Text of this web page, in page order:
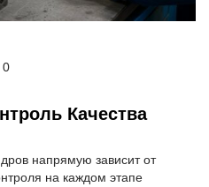
0
Качества
напрямую зависит от
на каждом этапе